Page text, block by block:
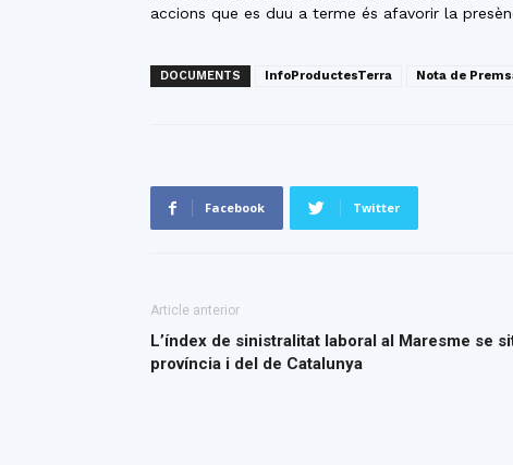
accions que es duu a terme és afavorir la
DOCUMENTS InfoProductesTerra Nota de
Facebook Twitter
Article anterior
L’índex de sinistralitat laboral al Maresme se
província i del de Catalunya